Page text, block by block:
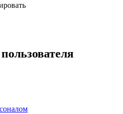
пользователя